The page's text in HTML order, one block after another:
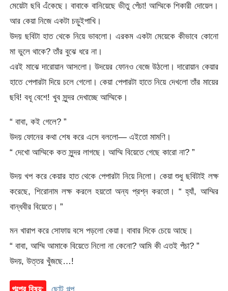
মেয়েটা ছবি এঁকেছে। বাবাকে বানিয়েছে ভীতু পেঁচা! আম্মিকে শিকারী দোয়েল।
আর কেয়া নিজে একটা চড়ুইপাখি।
উদয় ছবিটা হাত থেকে নিয়ে ভাবলো। এরকম একটা মেয়েকে কীভাবে কোনো
মা ভুলে থাকে? তাঁর বুঝে ধরে না।
এরই মাঝে দারোয়ান আসলো। উদয়ের ফোনও বেজে উঠলো। দারোয়ান কেয়ার
হাতে পেপারটা দিয়ে চলে গেলো। কেয়া পেপারটা হাতে নিয়ে দেখলো তাঁর মায়ের
ছবি! বধূ বেশে! খুব সুন্দর দেখাচ্ছে আম্মিকে।
“ বাবা, কই গেলে? ”
উদয় ফোনের কথা শেষ করে এসে বললো— এইতো মামণি।
“ দেখো আম্মিকে কত সুন্দর লাগছে। আম্মি বিয়েতে গেছে কারো না? ”
উদয় খপ করে কেয়ার হাত থেকে পেপারটা নিয়ে নিলো। কেয়া শুধু ছবিটাই লক্ষ
করেছে, শিরোনাম লক্ষ করলে হয়তো অন্য প্রশ্ন করতো। “ হ্যাঁ, আম্মির
বান্ধবীর বিয়েতে। ”
মন খারাপ করে সোফায় বসে পড়লো কেয়া। বাবার দিকে চেয়ে আছে।
“ বাবা, আম্মি আমাকে বিয়েতে নিলো না কেনো? আমি কী এতই পঁচা? ”
উদয়, উত্তর খুঁজছে…!
গল্পের বিষয়: ছোট গল্প